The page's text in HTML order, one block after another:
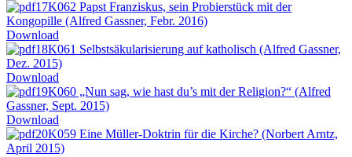
K062 Papst Franziskus, sein Probierstück mit der
Kongopille (Alfred Gassner, Febr. 2016)
Download
K061 Selbstsäkularisierung auf katholisch (Alfred Gassner,
Dez. 2015)
Download
K060 „Nun sag, wie hast du’s mit der Religion?“ (Alfred
Gassner, Sept. 2015)
Download
K059 Eine Müller-Doktrin für die Kirche? (Norbert Arntz,
April 2015)